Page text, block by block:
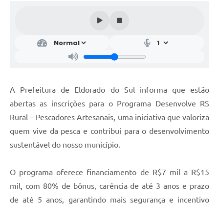
A Prefeitura de Eldorado do Sul informa que estão
abertas as inscrições para o Programa Desenvolve RS
Rural – Pescadores Artesanais, uma iniciativa que valoriza
quem vive da pesca e contribui para o desenvolvimento
sustentável do nosso município.
O programa oferece financiamento de R$7 mil a R$15
mil, com 80% de bônus, carência de até 3 anos e prazo
de até 5 anos, garantindo mais segurança e incentivo